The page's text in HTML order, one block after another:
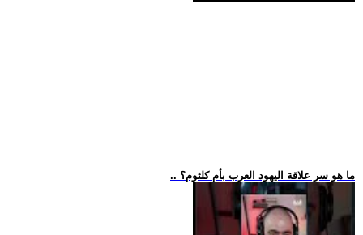
.. ما هو سر علاقة اليهود العرب بأم كلثوم؟